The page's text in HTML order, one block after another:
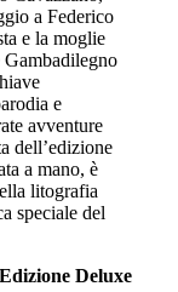
a Federico
e la moglie
e
avventure
dell’edizione
a mano, è
litografia
speciale del
Deluxe